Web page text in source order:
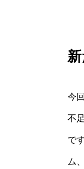
今
不
で
ム